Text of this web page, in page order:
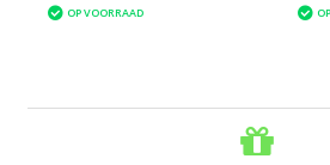
OP VOORRAAD